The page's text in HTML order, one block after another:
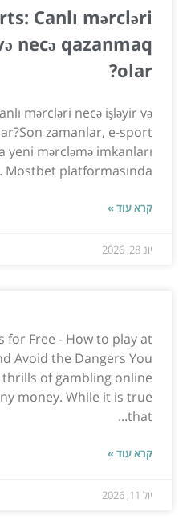
Canlı mərcləri
necə qazanmaq
olar?
mərcləri necə işləyir və
zamanlar, e-sport
yeni mərcləmə imkanları
platformasında...
קרא עוד »
יונ 28, 2026
for Free - How to play at
Avoid the Dangers You
of gambling online
money. While it is true
that...
קרא עוד »
יול 11, 2026